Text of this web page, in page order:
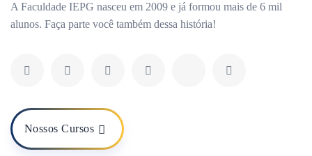
A Faculdade IEPG nasceu em 2009 e já formou mais de 6 mil
alunos. Faça parte você também dessa história!
Nossos Cursos